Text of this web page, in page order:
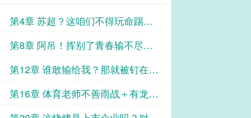
第4章 苏超？这咱们不得玩命踢
啊！
第8章 阿吊！挥别了青春输不尽的
车站……
第12章 谁敢输给我？那就被钉在耻
辱柱上面了啊！
第16章 体育老师不善雨战＋有龙则